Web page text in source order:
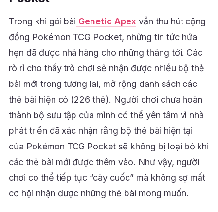
Trong khi gói bài Genetic Apex vẫn thu hút cộng
đồng Pokémon TCG Pocket, những tin tức hứa
hẹn đã được nhá hàng cho những tháng tới. Các
rò rỉ cho thấy trò chơi sẽ nhận được nhiều bộ thẻ
bài mới trong tương lai, mở rộng danh sách các
thẻ bài hiện có (226 thẻ). Người chơi chưa hoàn
thành bộ sưu tập của mình có thể yên tâm vì nhà
phát triển đã xác nhận rằng bộ thẻ bài hiện tại
của Pokémon TCG Pocket sẽ không bị loại bỏ khi
các thẻ bài mới được thêm vào. Như vậy, người
chơi có thể tiếp tục “cày cuốc” mà không sợ mất
cơ hội nhận được những thẻ bài mong muốn.